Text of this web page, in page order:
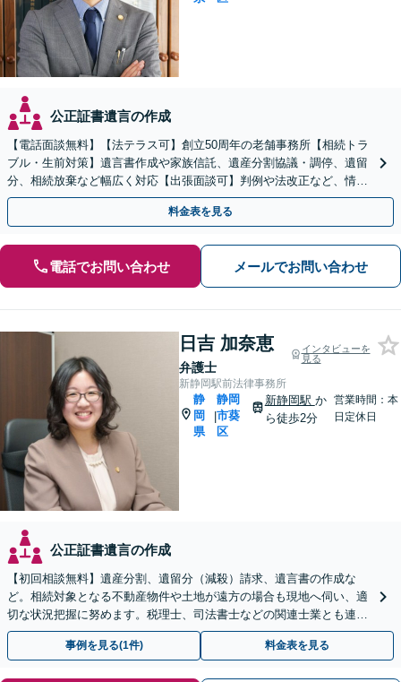
公正証書遺言の作成
【電話面談無料】【法テラス可】創立50周年の老舗事務所【相続トラ
ブル・生前対策】遺言書作成や家族信託、遺産分割協議・調停、遺留
分、相続放棄など幅広く対応【出張面談可】判例や法改正など、情報
を収集し、適切な解決策を提案【静岡駅10分】
料金表を見る
電話でお問い合わせ メールでお問い合わせ
日吉 加奈恵
弁護士
インタビューを
見る
新静岡駅前法律事務所
静
岡
県
|
静岡
市葵
区
新静岡駅 か
ら徒歩2分
営業時間：本
日定休日
公正証書遺言の作成
【初回相談無料】遺産分割、遺留分（減殺）請求、遺言書の作成な
ど。相続対象となる不動産物件や土地が遠方の場合も現地へ伺い、適
切な状況把握に努めます。税理士、司法書士などの関連士業とも連携
しワンストップで対応します【新静岡駅直結】
事例を見る(1件) 料金表を見る